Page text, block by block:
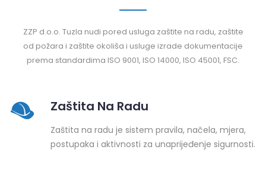
ZZP d.o.o. Tuzla nudi pored usluga zaštite na radu, zaštite
od požara i zaštite okoliša i usluge izrade dokumentacije
prema standardima ISO 9001, ISO 14000, ISO 45001, FSC.
Zaštita Na Radu
Zaštita na radu je sistem pravila, načela, mjera,
postupaka i aktivnosti za unaprijeđenje sigurnosti.